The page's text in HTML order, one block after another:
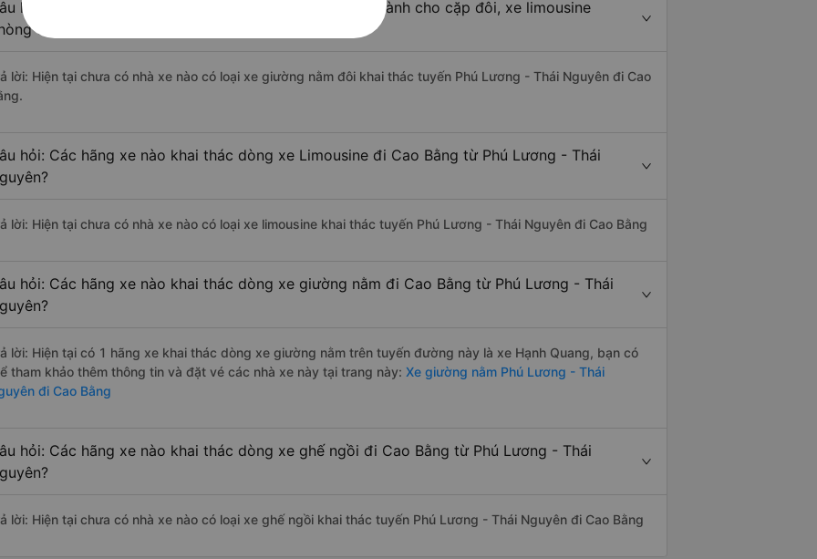
hỏi: Có loại xe Phú Lương - Thái Nguyên Cao Bằng dành cho cặp đôi, xe limousine
đôi không?
lời: Hiện tại chưa có nhà xe nào có loại xe giường nằm đôi khai thác tuyến Phú Lương - Thái Nguyên đi Cao
hỏi: Các hãng xe nào khai thác dòng xe Limousine đi Cao Bằng từ Phú Lương - Thái
lời: Hiện tại chưa có nhà xe nào có loại xe limousine khai thác tuyến Phú Lương - Thái Nguyên đi Cao Bằng
hỏi: Các hãng xe nào khai thác dòng xe giường nằm đi Cao Bằng từ Phú Lương - Thái
lời: Hiện tại có 1 hãng xe khai thác dòng xe giường nằm trên tuyến đường này là xe Hạnh Quang, bạn có
tham khảo thêm thông tin và đặt vé các nhà xe này tại trang này: Xe giường nằm Phú Lương - Thái
đi Cao Bằng
hỏi: Các hãng xe nào khai thác dòng xe ghế ngồi đi Cao Bằng từ Phú Lương - Thái
lời: Hiện tại chưa có nhà xe nào có loại xe ghế ngồi khai thác tuyến Phú Lương - Thái Nguyên đi Cao Bằng